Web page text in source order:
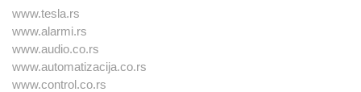
www.tesla.rs
www.alarmi.rs
www.audio.co.rs
www.automatizacija.co.rs
www.control.co.rs